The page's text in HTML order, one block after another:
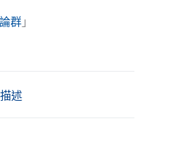
群 」
描述